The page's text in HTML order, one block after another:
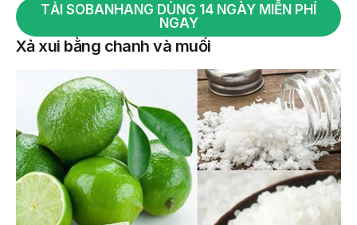
TẢI SOBANHANG DÙNG 14 NGÀY MIỄN PHÍ
NGAY
Xả xui bằng chanh và muối